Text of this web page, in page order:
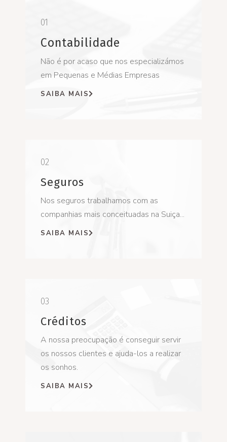
01
Contabilidade
Não é por acaso que nos especializámos
em Pequenas e Médias Empresas
SAIBA MAIS
02
Seguros
Nos seguros trabalhamos com as
companhias mais conceituadas na Suiça...
SAIBA MAIS
03
Créditos
A nossa preocupação é conseguir servir
os nossos clientes e ajuda-los a realizar
os sonhos.
SAIBA MAIS